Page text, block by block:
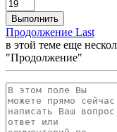
Выполнить
Продолжение Last
в этой теме еще
"Продолжение"